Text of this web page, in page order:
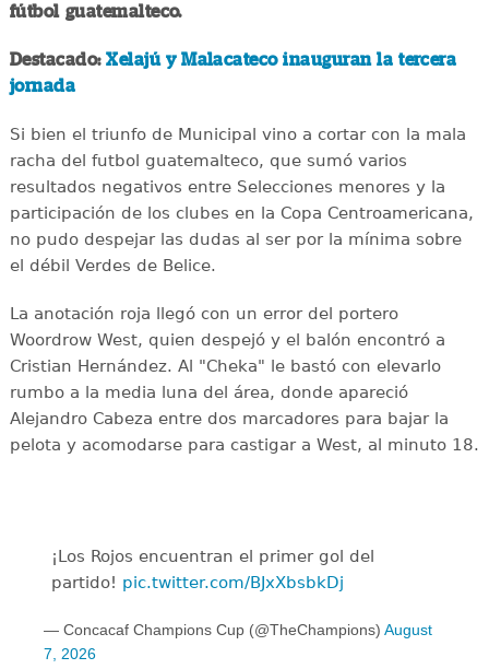
fútbol guatemalteco.
Destacado:Xelajú y Malacateco inauguran la tercera
jornada
Si bien el triunfo de Municipal vino a cortar con la mala
racha del futbol guatemalteco, que sumó varios
resultados negativos entre Selecciones menores y la
participación de los clubes en la Copa Centroamericana,
no pudo despejar las dudas al ser por la mínima sobre
el débil Verdes de Belice.
La anotación roja llegó con un error del portero
Woordrow West, quien despejó y el balón encontró a
Cristian Hernández. Al "Cheka" le bastó con elevarlo
rumbo a la media luna del área, donde apareció
Alejandro Cabeza entre dos marcadores para bajar la
pelota y acomodarse para castigar a West, al minuto 18.
¡Los Rojos encuentran el primer gol del
partido! pic.twitter.com/BJxXbsbkDj
— Concacaf Champions Cup (@TheChampions) August
7, 2026